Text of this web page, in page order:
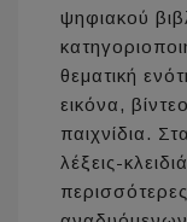
ψηφιακού
θεματική
εικόνα,
παιχνίδια.
λέξεις-